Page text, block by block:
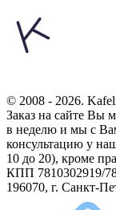
© 2008 - 2026.
Заказ на сайте Вы
в неделю и мы с
консультацию у
10 до 20), кроме
КПП 7810302919/
196070, г. Санкт-